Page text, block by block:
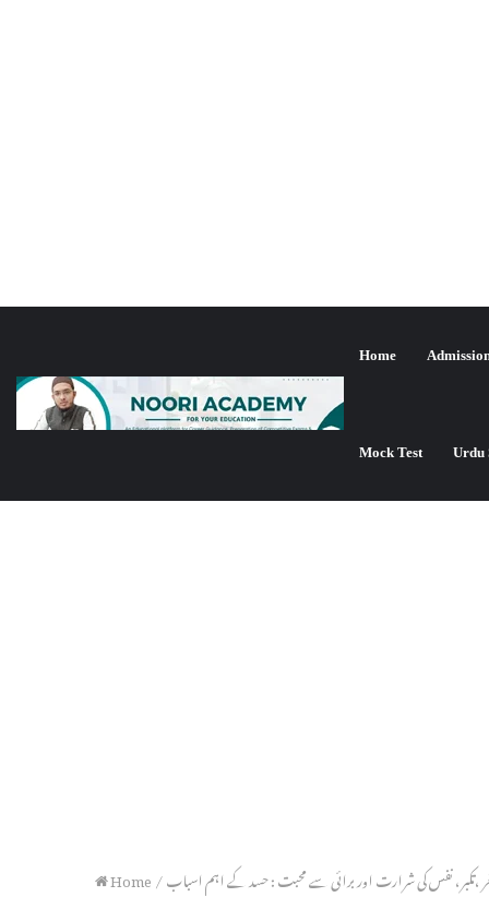
Home
Mock Test Urdu
جون 2024ء کا متوقع کٹ آف
Home/،تکبر، نفس کی شرارت اور برائی سے محبت : حسد کے اہم اسباب